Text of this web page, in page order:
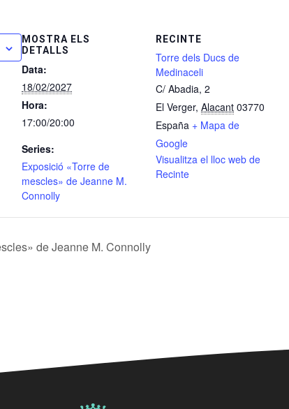
MOSTRA ELS
DETALLS
Data:
18/02/2027
Hora:
17:00/20:00
Series:
Exposició «Torre de
mescles» de Jeanne M.
Connolly
RECINTE
Torre dels Ducs de
Medinaceli
C/ Abadia, 2
El Verger, Alacant 03770
España + Mapa de
Google
Visualitza el lloc web de
Recinte
de Jeanne M. Connolly